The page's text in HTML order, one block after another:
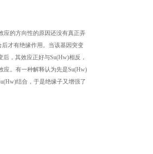
应的方向性的原因还没有真正弄
才有绝缘作用。当该基因突变
，其效应正好与Su(Hw)相反，
应。有一种解释认为先是Su(Hw)
结合，于是绝缘子又增强了